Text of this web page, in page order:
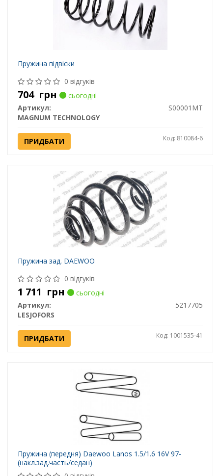
Пружина підвіски
0 відгуків
704 грн
сьогодні
Артикул:
S00001MT
MAGNUM TECHNOLOGY
ПРИДБАТИ Код: 810084-6
Пружина зад. DAEWOO
0 відгуків
1 711 грн
сьогодні
Артикул:
5217705
LESJOFORS
ПРИДБАТИ Код: 1001535-41
Пружина (передня) Daewoo Lanos 1.5/1.6 16V 97-
(накл.зад.часть/седан)